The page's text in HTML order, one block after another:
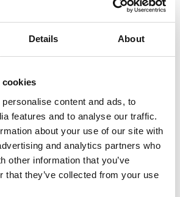
Details About
cookies
content and ads, to
features and to analyse our traffic.
about your use of our site with
and analytics partners who
other information that you’ve
that they’ve collected from your use
pour les interventions.
puissance, bénéficiez d’une
la sécurité de chaque
intervention.
:
Basic
Balisage